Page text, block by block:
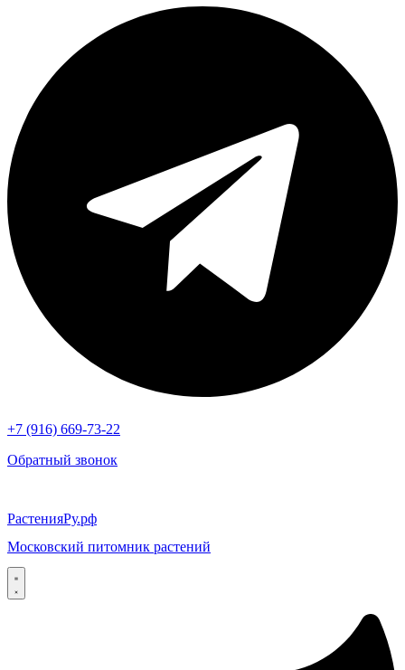
+7 (916) 669-73-22
Обратный звонок
РастенияРу.рф
Московский питомник растений